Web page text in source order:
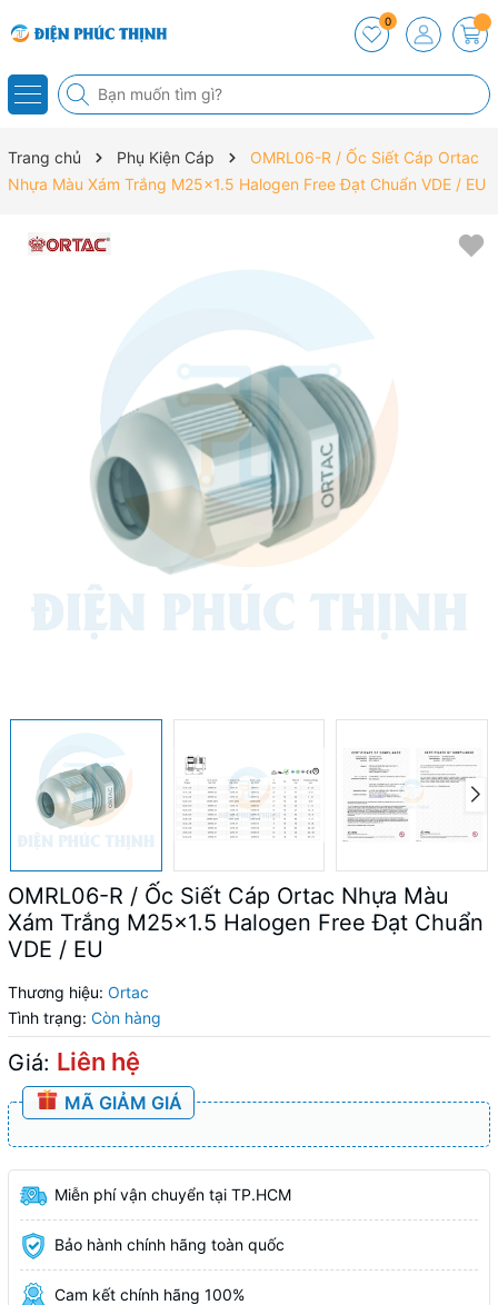
0
Trang chủ Phụ Kiện Cáp
OMRL06-R / Ốc Siết Cáp Ortac
Nhựa Màu Xám Trắng M25x1.5 Halogen Free Đạt Chuẩn VDE / EU
OMRL06-R / Ốc Siết Cáp Ortac Nhựa Màu
Xám Trắng M25x1.5 Halogen Free Đạt Chuẩn
VDE / EU
Thương hiệu: Ortac
Tình trạng: Còn hàng
Giá: Liên hệ
MÃ GIẢM GIÁ
Miễn phí vận chuyển tại TP.HCM
Bảo hành chính hãng toàn quốc
Cam kết chính hãng 100%